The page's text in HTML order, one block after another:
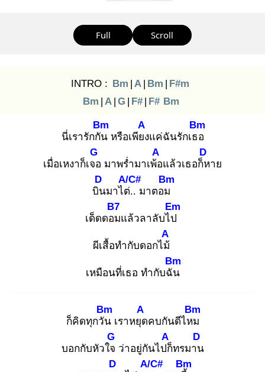
Full Scroll
INTRO : Bm | A | Bm | F#m
Bm | A | G | F# | F# Bm
นี่เรารักกัน
Bm
หรือเพียง
A
แค่ฉันรักเธอ
Bm
เมื่อเหงาก็เจอ
G
มาพร่ำมาเพ้อ
A
แล้วเธอก็ห
D
าย
บิน
D
มาไต่.
A/C#
. มาตอม
Bm
เด็ดดอม
B7
แล้วลาลับไป
Em
ผีเสื้อทำกับดอกไม้
A
เหมือนที่เธอ ทำกับฉัน
Bm
ก็คิดทุกวัน
Bm
เราหยุด
A
คบกันดีไหม
Bm
บอกกับหัวใจ
G
ว่าอยู่กันไปก็
A
ทรมาน
D
D
A/C#
Bm